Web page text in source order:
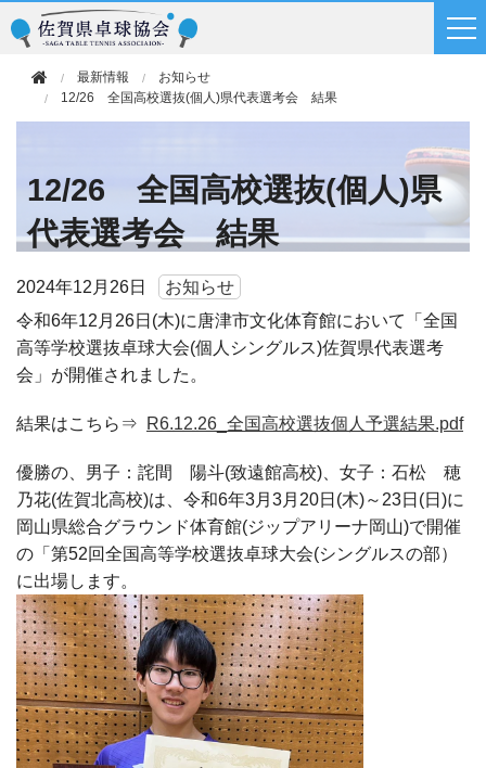
最新情報
お知らせ
12/26 全国高校選抜(個人)県代表選考会 結果
12/26 全国高校選抜(個人)県
代表選考会 結果
2024年12月26日
お知らせ
令和6年12月26日(木)に唐津市文化体育館において「全国
高等学校選抜卓球大会(個人シングルス)佐賀県代表選考
会」が開催されました。
結果はこちら⇒ R6.12.26_全国高校選抜個人予選結果.pdf
優勝の、男子：詫間 陽斗(致遠館高校)、女子：石松 穂
乃花(佐賀北高校)は、令和6年3月3月20日(木)～23日(日)に
岡山県総合グラウンド体育館(ジップアリーナ岡山)で開催
の「第52回全国高等学校選抜卓球大会(シングルスの部）
に出場します。